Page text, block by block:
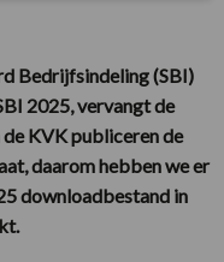
Bedrijfsindeling (SBI)
2025, vervangt de
KVK publiceren de
daarom hebben we er
downloadbestand in